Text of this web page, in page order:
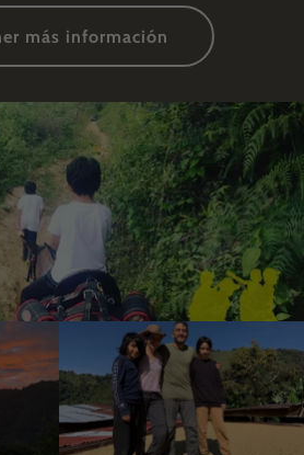
más información